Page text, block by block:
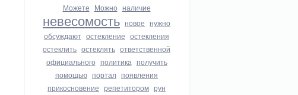
Можете Можно наличие
невесомость новое нужно
обсуждают остекление остекления
остеклить остеклять ответственной
официального политика получить
помощью портал появления
прикосновение репетитором рун